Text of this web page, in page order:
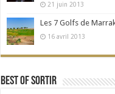
21 juin 2013
Les 7 Golfs de
16 avril 2013
Best Of Sortir